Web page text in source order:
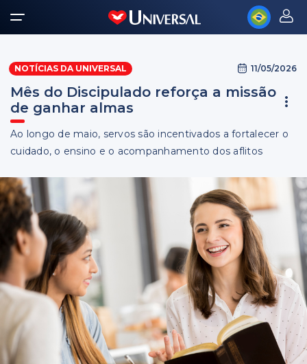
NOTÍCIAS DA UNIVERSAL 11/05/2026
Mês do Discipulado reforça a missão
de ganhar almas
Ao longo de maio, servos são incentivados a fortalecer o
cuidado, o ensino e o acompanhamento dos aflitos